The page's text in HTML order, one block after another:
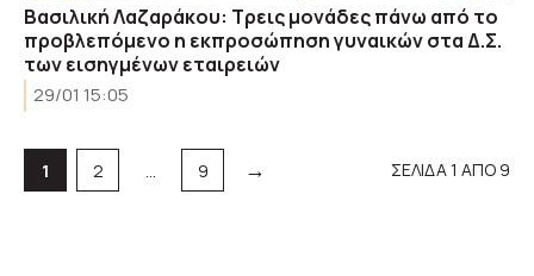
Βασιλική Λαζαράκου: Τρεις μονάδες πάνω από το
προβλεπόμενο η εκπροσώπηση γυναικών στα Δ.Σ.
των εισηγμένων εταιρειών
29/01 15:05
Σελίδα
1 Σελίδα
2 … Σελίδα
9 → ΣΕΛΙΔΑ 1 ΑΠΟ 9